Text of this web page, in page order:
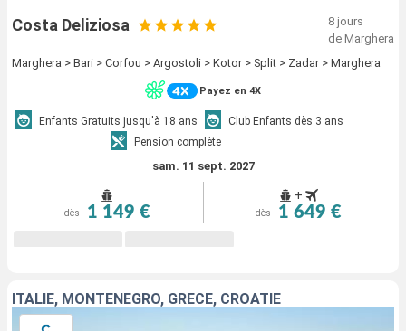
Costa Deliziosa
8 jours
de Marghera
Marghera > Bari > Corfou > Argostoli > Kotor > Split > Zadar > Marghera
Payez en 4X
Enfants Gratuits jusqu'à 18 ans
Club Enfants dès 3 ans
Pension complète
sam. 11 sept. 2027
dès 1 149 €
+
dès 1 649 €
ITALIE, MONTENEGRO, GRÈCE, CROATIE